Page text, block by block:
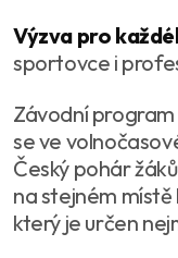
Výzva pro
sportovce i
Závodní
se ve
Český pohár
na stejném
který je určen